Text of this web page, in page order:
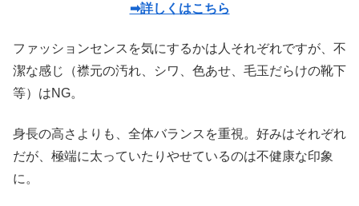
➡詳しくはこちら
ファッションセンスを気にするかは人それぞれですが、不
潔な感じ（襟元の汚れ、シワ、色あせ、毛玉だらけの靴下
等）はNG。
身長の高さよりも、全体バランスを重視。好みはそれぞれ
だが、極端に太っていたりやせているのは不健康な印象
に。